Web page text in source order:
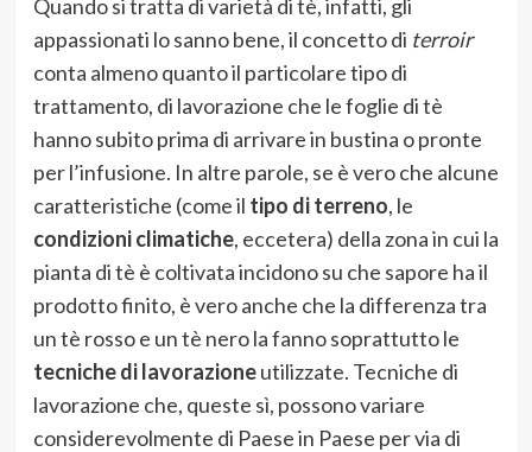
Quando si tratta di varietà di tè, infatti, gli
appassionati lo sanno bene, il concetto di terroir
conta almeno quanto il particolare tipo di
trattamento, di lavorazione che le foglie di tè
hanno subito prima di arrivare in bustina o pronte
per l’infusione. In altre parole, se è vero che alcune
caratteristiche (come il tipo di terreno, le
condizioni climatiche, eccetera) della zona in cui la
pianta di tè è coltivata incidono su che sapore ha il
prodotto finito, è vero anche che la differenza tra
un tè rosso e un tè nero la fanno soprattutto le
tecniche di lavorazioneutilizzate. Tecniche di
lavorazione che, queste sì, possono variare
considerevolmente di Paese in Paese per via di